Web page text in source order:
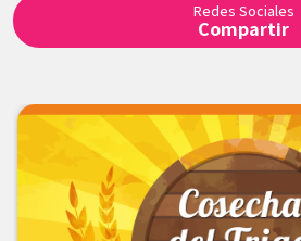
Redes Sociales
Compartir